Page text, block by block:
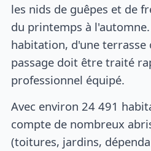
les nids de guêpes et de
du printemps à
habitation, d'une terrasse
passage doit être traité
professionnel équipé.
Avec environ 24 491
compte de nombreux
(toitures, jardins,